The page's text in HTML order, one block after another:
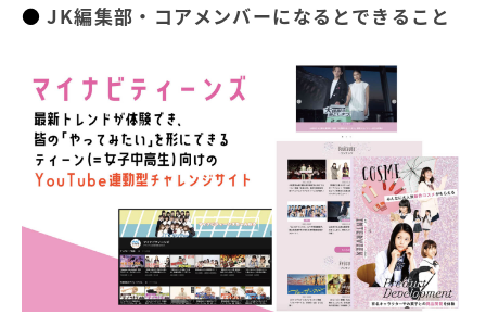
JK編集部・コアメンバーになるとできること